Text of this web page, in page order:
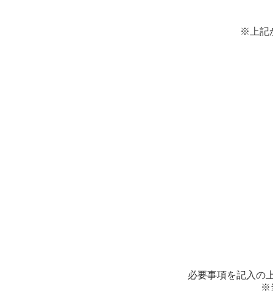
※上記
必要事項を記入の
※